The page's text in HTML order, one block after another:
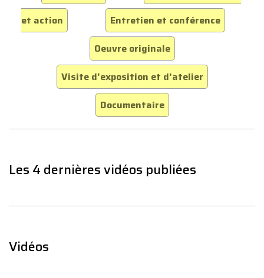
et action
Entretien et conférence
Oeuvre originale
Visite d'exposition et d'atelier
Documentaire
Les 4 dernières vidéos publiées
Vidéos